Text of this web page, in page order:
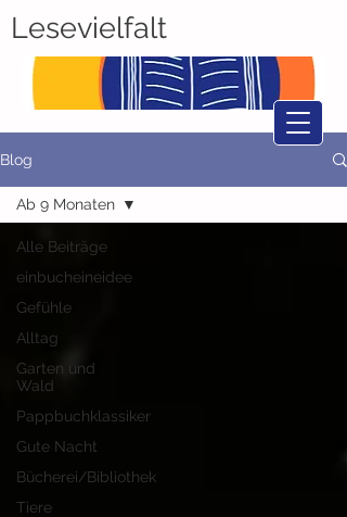
Lesevielfalt
Blog
Alle Beiträge
einbucheineidee
Gefühle
Alltag
Garten und
Wald
Pappbuchklassiker
Gute Nacht
Bücherei/Bibliothek
Tiere
Ab 9 Monaten